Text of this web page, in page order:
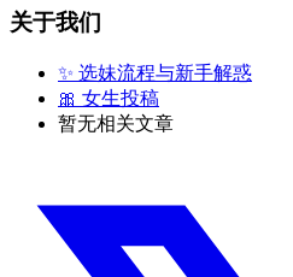
关于我们
✨ 选妹流程与新手解惑
🎀 女生投稿
暂无相关文章